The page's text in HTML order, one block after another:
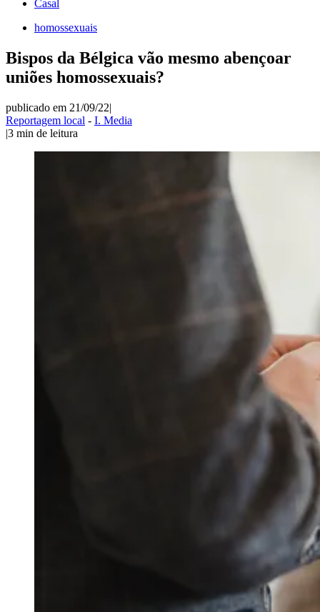
Casal
homossexuais
Bispos da Bélgica vão mesmo abençoar
uniões homossexuais?
publicado em 21/09/22|
Reportagem local - I. Media
|3 min de leitura